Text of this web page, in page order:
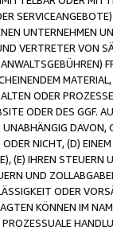
UNTERNEHMEN
VERTRETER VON
ODER
ODER DES GGF.
NICHT, (D)
(E) IHREN
UND
ODER
KÖNNEN IM